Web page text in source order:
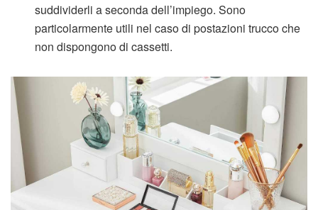
suddividerli a seconda dell’impiego. Sono
particolarmente utili nel caso di postazioni trucco che
non dispongono di cassetti.